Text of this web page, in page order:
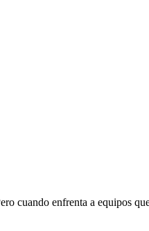
cuando enfrenta a equipos